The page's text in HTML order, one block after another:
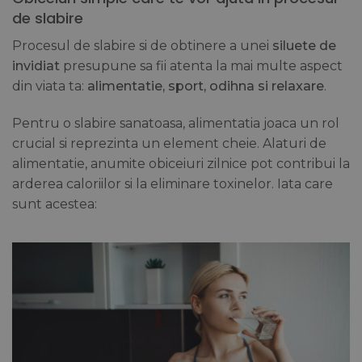
de slabire
Procesul de slabire si de obtinere a unei siluete de
invidiat presupune sa fii atenta la mai multe aspect
din viata ta: alimentatie, sport, odihna si relaxare.
Pentru o slabire sanatoasa, alimentatia joaca un rol
crucial si reprezinta un element cheie. Alaturi de
alimentatie, anumite obiceiuri zilnice pot contribui la
arderea caloriilor si la eliminare toxinelor. Iata care
sunt acestea: